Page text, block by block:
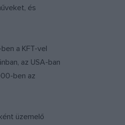
és
a KFT-vel
az USA-ban
ben az
üzemelő